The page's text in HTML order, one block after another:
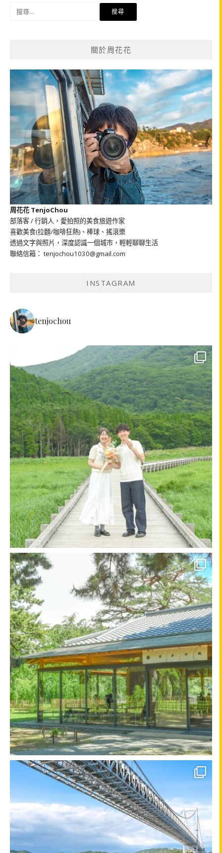
關於周花花
周花花 TenjoChou
部落客 / 行銷人，愛拍照的美食旅遊作家
喜歡美食(拉麵/咖啡狂熱)、棒球、搖滾樂
透過文字與照片，深度認識一個城市，輕輕聊聊生活
聯絡信箱： tenjochou1030@gmail.com
INSTAGRAM
tenjochou